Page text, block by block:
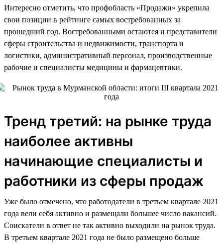
Интересно отметить, что профобласть «Продажи» укрепила
свои позиции в рейтинге самых востребованных за
прошедший год. Востребованными остаются и представители
сферы строительства и недвижимости, транспорта и
логистики, административный персонал, производственные
рабочие и специалисты медицины и фармацевтики.
Тренд третий: на рынке труда
наиболее активны
начинающие специалисты и
работники из сферы продаж
Уже было отмечено, что работодатели в третьем квартале 2021
года вели себя активно и размещали большее число вакансий.
Соискатели в ответ не так активно выходили на рынок труда.
В третьем квартале 2021 года не было размещено больше